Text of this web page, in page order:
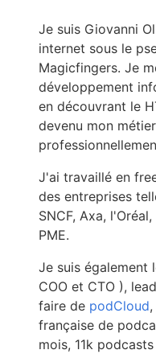
Je suis Giovanni
internet sous le
Magicfingers. Je
développement
en découvrant le
devenu mon
J'ai travaillé en
des entreprises
SNCF, Axa,
PME.
Je suis également
COO et CTO ),
faire de podCloud
française de
mois, 11k